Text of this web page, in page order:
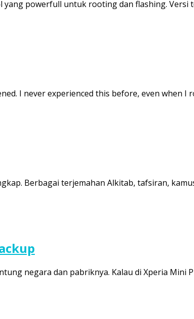
powerfull untuk rooting dan flashing. Versi
I never experienced this before, even when I
Berbagai terjemahan Alkitab, tafsiran,
negara dan pabriknya. Kalau di Xperia Mini